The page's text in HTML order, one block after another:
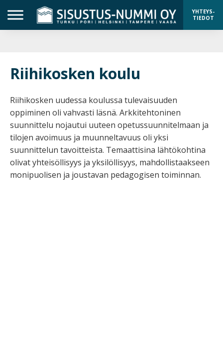
YHTEYS-
TIEDOT
Riihikosken koulu
Riihikosken uudessa koulussa tulevaisuuden
oppiminen oli vahvasti läsnä. Arkkitehtoninen
suunnittelu nojautui uuteen opetussuunnitelmaan ja
tilojen avoimuus ja muunneltavuus oli yksi
suunnittelun tavoitteista. Temaattisina lähtökohtina
olivat yhteisöllisyys ja yksilöllisyys, mahdollistaakseen
monipuolisen ja joustavan pedagogisen toiminnan.